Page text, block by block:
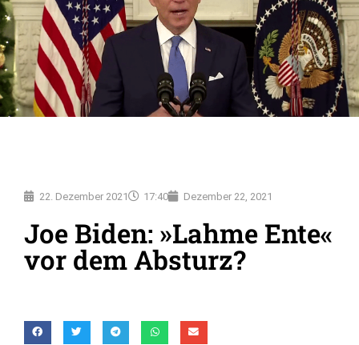
22. Dezember 2021 17:40 Dezember 22, 2021
Joe Biden: »Lahme Ente«
vor dem Absturz?